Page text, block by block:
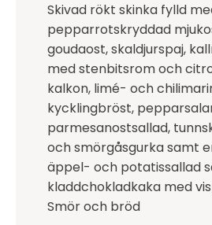
Skivad rökt skinka fylld
pepparrotskryddad
goudaost, skaldjurspaj,
med stenbitsrom och
kalkon, limé- och
kycklingbröst,
parmesanostsallad,
och smörgåsgurka samt
äppel- och potatissallad
kladdchokladkaka med
Smör och bröd